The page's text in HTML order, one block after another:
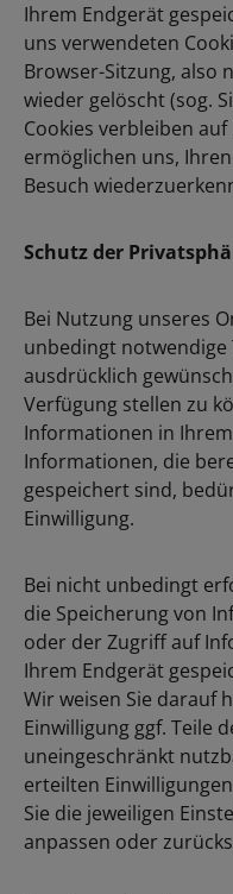
Ihrem Endgerät
uns verwendeten
Browser-Sitzung, also
wieder gelöscht (sog.
Cookies verbleiben
ermöglichen uns,
Besuch
Schutz der
Bei Nutzung unseres
unbedingt notwendige
ausdrücklich
Verfügung stellen zu
Informationen in
Informationen, die
gespeichert sind,
Einwilligung.
Bei nicht unbedingt
die Speicherung von
oder der Zugriff auf
Ihrem Endgerät
Wir weisen Sie darauf
Einwilligung ggf. Teile
uneingeschränkt
erteilten
Sie die jeweiligen
anpassen oder